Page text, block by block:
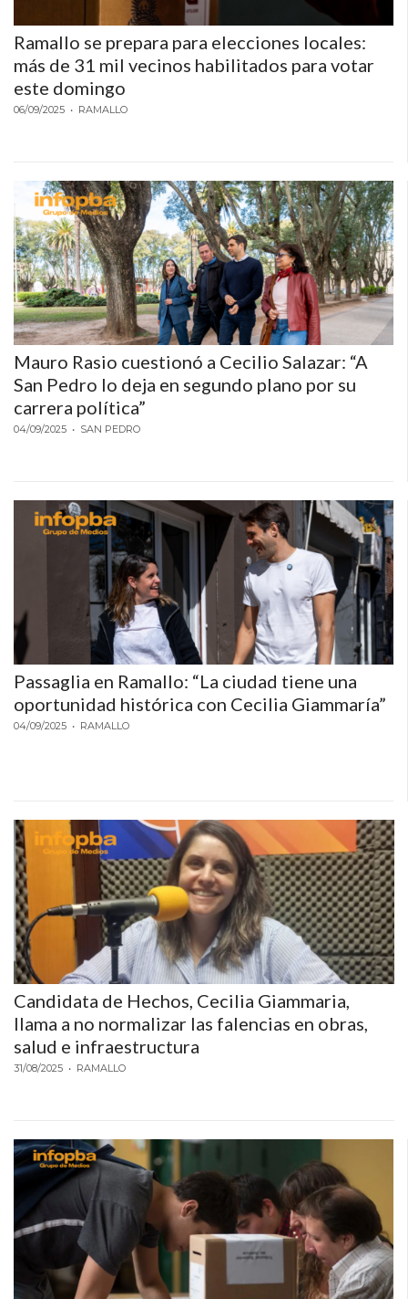
FUNCIONA:
CREAR
TIENDAS
ONLINE
POR
WHATSAPP
TIENDA
ONLINE
GRATIS
EN
ARGENTINA:
CHANGUITO.COM.AR
VS
PLATAFORMAS
WHATSAPP
COMIDA
WHATSAPP:
LA
GUÍA
DELIVERIES
CREAR
UNA
TIENDA
ONLINE:
¿CUÁL
ES
LA
MEJOR
PLATAFORMA?
TIENDA
ONLINE
ARGENTINA
QUE
LAS
RECOMIENDAN
Ramallo se prepara para elecciones locales:
más de 31 mil vecinos habilitados para votar
este domingo
06/09/2025 • RAMALLO
Mauro Rasio cuestionó a Cecilio Salazar: “A
San Pedro lo deja en segundo plano por su
carrera política”
04/09/2025 • SAN PEDRO
Passaglia en Ramallo: “La ciudad tiene una
oportunidad histórica con Cecilia Giammaría”
04/09/2025 • RAMALLO
Candidata de Hechos, Cecilia Giammaria,
llama a no normalizar las falencias en obras,
salud e infraestructura
31/08/2025 • RAMALLO